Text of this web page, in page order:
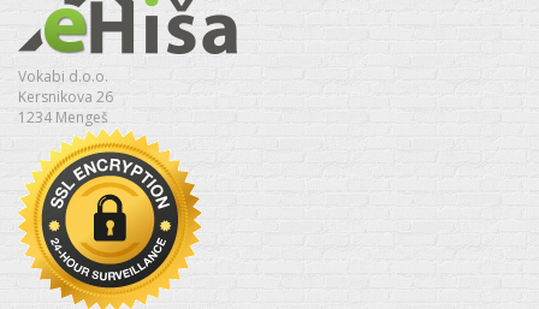
Vokabi d.o.o.
Kersnikova 26
1234 Mengeš